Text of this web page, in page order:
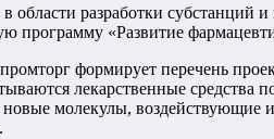
в области разработки
программу «Развитие
формирует перечень
лекарственные
новые молекулы,